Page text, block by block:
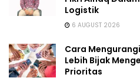
Logistik
6 AUGUST 2026
Cara
Lebih Bijak
Prioritas